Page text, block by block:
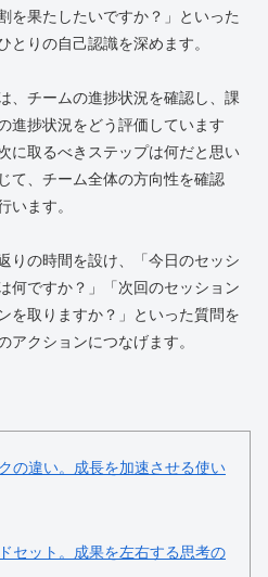
を果たしたいですか？」といった
とりの自己認識を深めます。
、チームの進捗状況を確認し、課
進捗状況をどう評価しています
に取るべきステップは何だと思い
て、チーム全体の方向性を確認
います。
りの時間を設け、「今日のセッシ
何ですか？」「次回のセッション
を取りますか？」といった質問を
アクションにつなげます。
の違い。成長を加速させる使い
セット。成果を左右する思考の